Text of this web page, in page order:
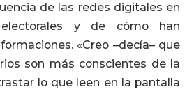
de las redes digitales en
y de cómo han
«Creo –decía– que
son más conscientes de la
lo que leen en la pantalla